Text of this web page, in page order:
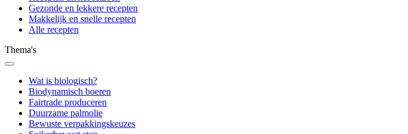
Gezonde en lekkere recepten
Makkelijk en snelle recepten
Alle recepten
Thema's
Wat is biologisch?
Biodynamisch boeren
Fairtrade produceren
Duurzame palmolie
Bewuste verpakkingskeuzes